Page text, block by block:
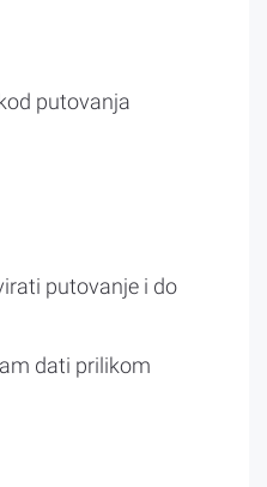
putovanja
putovanje i do
dati prilikom